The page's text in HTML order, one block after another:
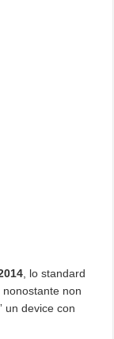
, lo standard
nonostante non
un device con